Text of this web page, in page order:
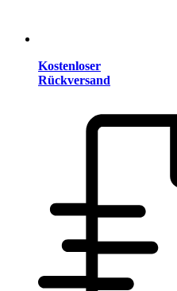
Kostenloser
Rückversand